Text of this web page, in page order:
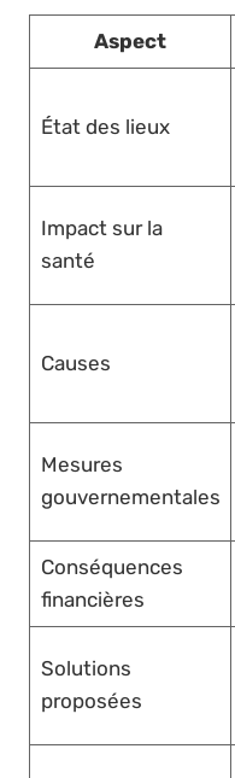
Aspect
État des lieux
Impact sur la
santé
Causes
Mesures
gouvernementales
Conséquences
financières
Solutions
proposées